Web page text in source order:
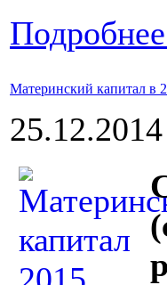
Материнский капитал в